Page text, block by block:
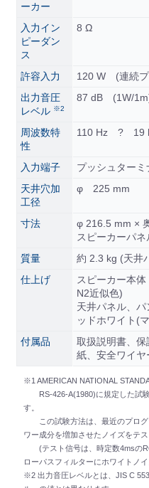
ーカー
入力イン
ピーダン
ス
8 Ω
許容入力 120 W (連続
出力音圧
レベル ※2
87 dB (1W/
周波数特
性
110 Hz ? 19
入力端子
プッシュターミ
天井穴加
工径
φ 225 mm
寸法
φ 216.5 mm ×
スピーカーパ
質量
約 2.3 kg (天井
仕上げ
スピーカー本
N2近似色)
天井パネル、
ッドホワイト(
付属品
取扱説明書、
紙、安全ワイヤ
※1 AMERICAN NATIONAL
RS-426-A(1980)に規定した試験
す。
この試験方法は、最近のプログ
ワー成分を増加させたノイズをテ
(テスト信号は、時定数4msの
ローパスフィルターにホワイトノ
※2 出力音圧レベルとは、JIS C